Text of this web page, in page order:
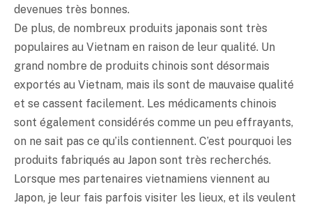
devenues très bonnes.
De plus, de nombreux produits japonais sont très
populaires au Vietnam en raison de leur qualité. Un
grand nombre de produits chinois sont désormais
exportés au Vietnam, mais ils sont de mauvaise qualité
et se cassent facilement. Les médicaments chinois
sont également considérés comme un peu effrayants,
on ne sait pas ce qu’ils contiennent. C’est pourquoi les
produits fabriqués au Japon sont très recherchés.
Lorsque mes partenaires vietnamiens viennent au
Japon, je leur fais parfois visiter les lieux, et ils veulent